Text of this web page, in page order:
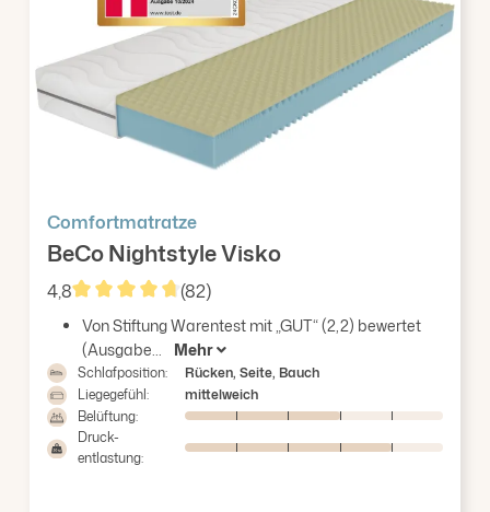
Comfortmatratze
BeCo Nightstyle Visko
4,8
Durchschnittliche Bewertung von 4.82 von 5
(82)
Von Stiftung Warentest mit „GUT“ (2,2) bewertet
(Ausgabe...
Mehr
Schlafposition:
Rücken, Seite, Bauch
Liegegefühl:
mittelweich
Belüftung:
Druck-
entlastung: